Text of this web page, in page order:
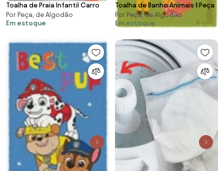
Toalha de Praia Infantil Carro
Por Peça, de Algodão
Em estoque
Toalha de Banho Animais 1 Peça
Por Peça, de Algodão
Em estoque